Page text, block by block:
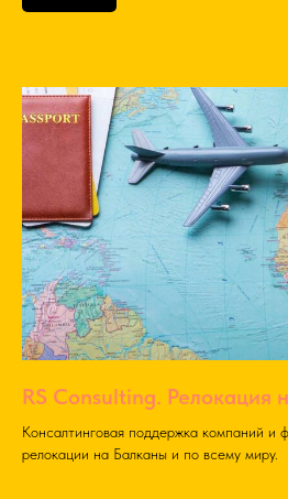
RS Consulting. Релокация
Консалтинговая поддержка компаний и
релокации на Балканы и по всему миру.